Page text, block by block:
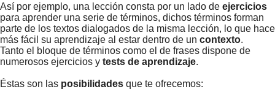
Así por ejemplo, una lección consta por un lado de ejercicios
para aprender una serie de términos, dichos términos forman
parte de los textos dialogados de la misma lección, lo que hace
más fácil su aprendizaje al estar dentro de un contexto.
Tanto el bloque de términos como el de frases dispone de
numerosos ejercicios y tests de aprendizaje.
Éstas son las posibilidades que te ofrecemos: